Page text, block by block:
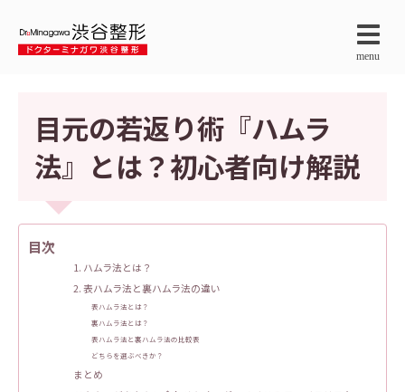
menu
目元の若返り術『ハムラ
法』とは？初心者向け解説
目次
1. ハムラ法とは？
2. 表ハムラ法と裏ハムラ法の違い
表ハムラ法とは？
裏ハムラ法とは？
表ハムラ法と裏ハムラ法の比較表
どちらを選ぶべきか？
まとめ